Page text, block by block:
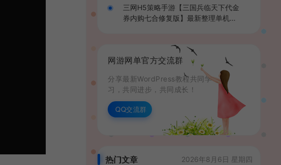
三网H5策略手游【三国兵临天下代金
券内购七合修复版】最新整理单机一
端+详细搭建教程+视频教程
网游网单官方交流群
分享最新WordPress教程共同学
习，共同进步，共同成长！
QQ交流群
热门文章 2026年8月6日 星期四